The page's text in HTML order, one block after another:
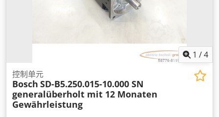
1 /4
控制单元
Bosch SD-B5.250.015-10.000 SN
generalüberholt mit 12 Monaten
Gewährleistung